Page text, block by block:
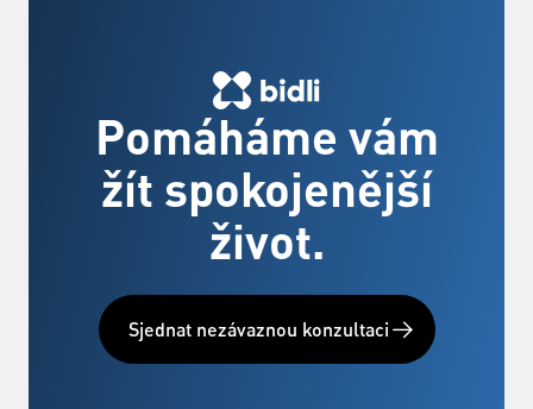
Pomáháme vám
žít spokojenější
život.
Sjednat nezávaznou konzultaci